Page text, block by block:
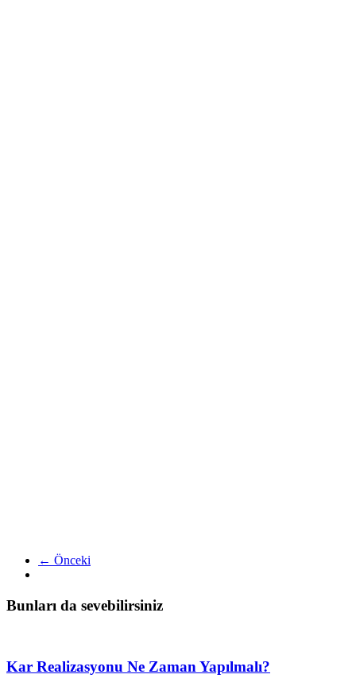
← Önceki
Bunları da sevebilirsiniz
Kar Realizasyonu Ne Zaman Yapılmalı?